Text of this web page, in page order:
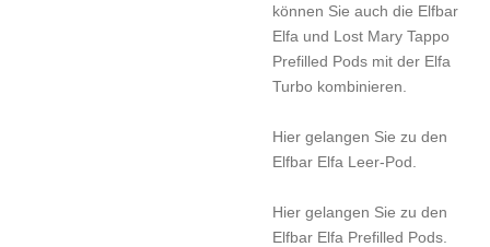
können Sie auch die Elfbar
Elfa und Lost Mary Tappo
Prefilled Pods mit der Elfa
Turbo kombinieren.
Hier gelangen Sie zu den
Elfbar Elfa Leer-Pod.
Hier gelangen Sie zu den
Elfbar Elfa Prefilled Pods.